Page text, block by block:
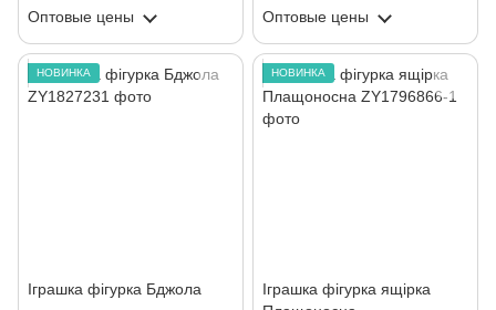
Оптовые цены Оптовые цены
НОВИНКА
Іграшка фігурка Бджола
НОВИНКА
Іграшка фігурка ящірка